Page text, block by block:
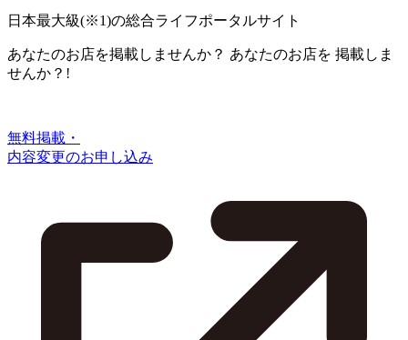
日本最大級(※1)の総合ライフポータルサイト
あなたのお店を掲載しませんか？ あなたのお店を 掲載しま
せんか？!
無料掲載・
内容変更のお申し込み